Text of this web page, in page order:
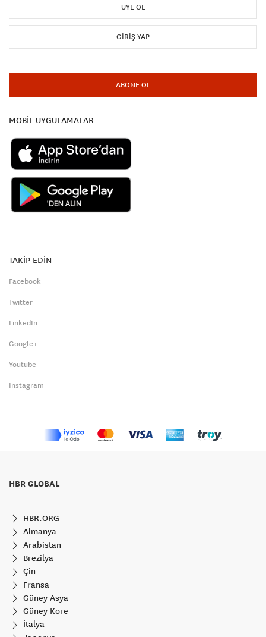
ÜYE OL
GIRIŞ YAP
ABONE OL
MOBİL UYGULAMALAR
TAKİP EDİN
Facebook
Twitter
LinkedIn
Google+
Youtube
Instagram
HBR GLOBAL
HBR.ORG
Almanya
Arabistan
Brezilya
Çin
Fransa
Güney Asya
Güney Kore
İtalya